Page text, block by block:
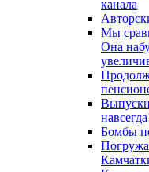
канала
Мы
Она
Бомбы